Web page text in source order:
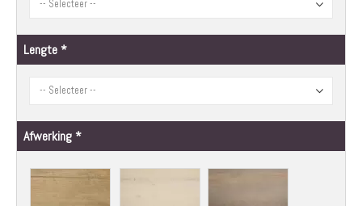
Lengte
Afwerking